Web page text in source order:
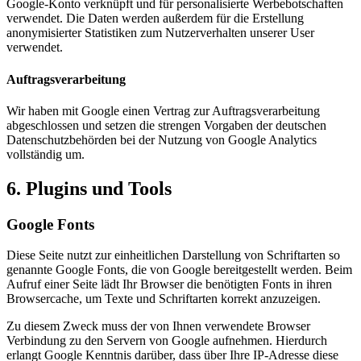
Google-Konto verknüpft und für personalisierte Werbebotschaften
verwendet. Die Daten werden außerdem für die Erstellung
anonymisierter Statistiken zum Nutzerverhalten unserer User
verwendet.
Auftragsverarbeitung
Wir haben mit Google einen Vertrag zur Auftragsverarbeitung
abgeschlossen und setzen die strengen Vorgaben der deutschen
Datenschutzbehörden bei der Nutzung von Google Analytics
vollständig um.
6. Plugins und Tools
Google Fonts
Diese Seite nutzt zur einheitlichen Darstellung von Schriftarten so
genannte Google Fonts, die von Google bereitgestellt werden. Beim
Aufruf einer Seite lädt Ihr Browser die benötigten Fonts in ihren
Browsercache, um Texte und Schriftarten korrekt anzuzeigen.
Zu diesem Zweck muss der von Ihnen verwendete Browser
Verbindung zu den Servern von Google aufnehmen. Hierdurch
erlangt Google Kenntnis darüber, dass über Ihre IP-Adresse diese